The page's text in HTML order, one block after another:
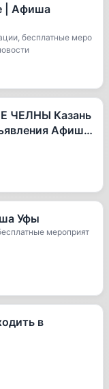
| Афиша
бесплатные меро
ЧЕЛНЫ Казань
Афиша
Автоз
Уфы
мероприят
в